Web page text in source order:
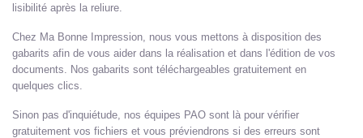
lisibilité après la reliure.
Chez Ma Bonne Impression, nous vous mettons à disposition des
gabarits afin de vous aider dans la réalisation et dans l'édition de vos
documents. Nos gabarits sont téléchargeables gratuitement en
quelques clics.
Sinon pas d'inquiétude, nos équipes PAO sont là pour vérifier
gratuitement vos fichiers et vous préviendrons si des erreurs sont